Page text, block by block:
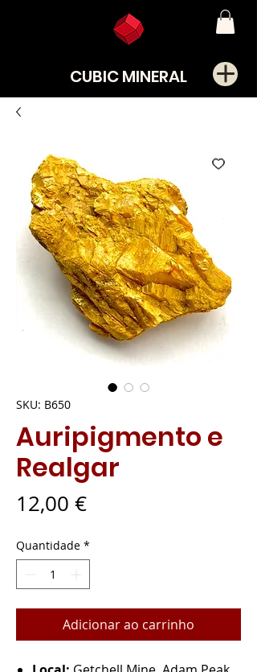
CUBIC MINERAL
SKU: B650
Auripigmento e
Realgar
12,00 €Preço
Quantidade *
Adicionar ao carrinho